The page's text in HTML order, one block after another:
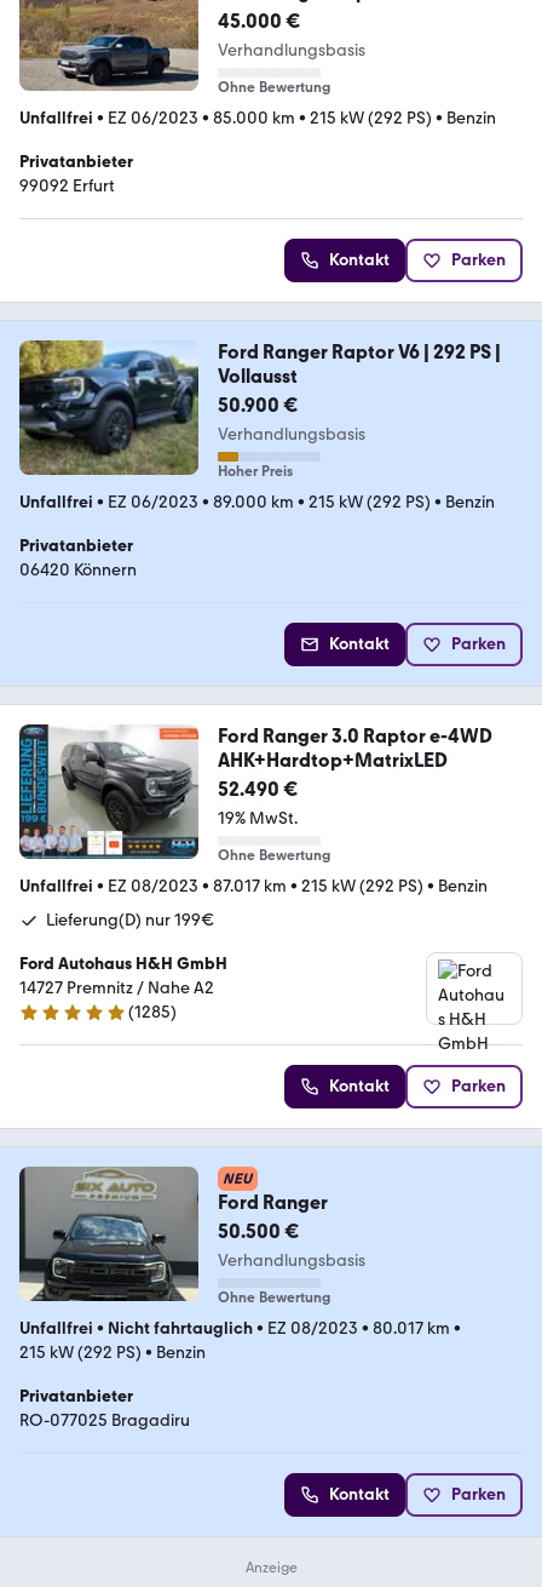
Garantie vorhanden
45.000 €
Verhandlungsbasis
Ohne Bewertung
Unfallfrei • EZ 06/2023 • 85.000 km • 215 kW (292 PS) • Benzin
Privatanbieter
99092 Erfurt
Kontakt Parken
Ford Ranger Raptor V6 | 292 PS |
Vollausst
50.900 €
Verhandlungsbasis
Hoher Preis
Unfallfrei • EZ 06/2023 • 89.000 km • 215 kW (292 PS) • Benzin
Privatanbieter
06420 Könnern
Kontakt Parken
Ford Ranger 3.0 Raptor e-4WD
AHK+Hardtop+MatrixLED
52.490 €
19% MwSt.
Ohne Bewertung
Unfallfrei • EZ 08/2023 • 87.017 km • 215 kW (292 PS) • Benzin
Lieferung(D) nur 199€
Ford Autohaus H&H GmbH
14727 Premnitz / Nahe A2
4.9 Sterne
(1285)
Kontakt Parken
NEU
Ford Ranger
50.500 €
Verhandlungsbasis
Ohne Bewertung
Unfallfrei • Nicht fahrtauglich• EZ 08/2023 • 80.017 km •
215 kW (292 PS) • Benzin
Privatanbieter
RO-077025 Bragadiru
Kontakt Parken